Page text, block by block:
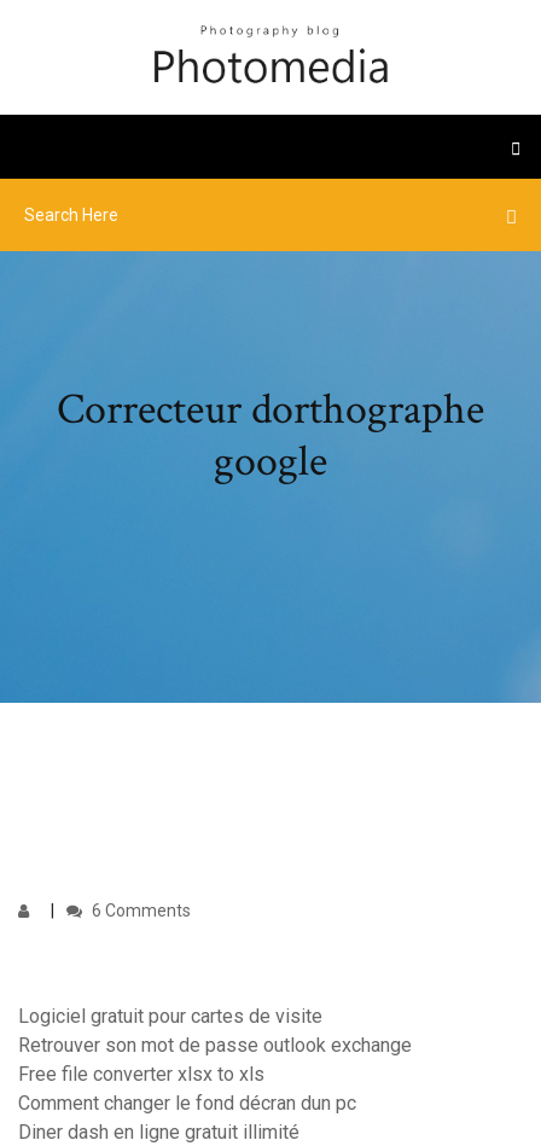
Correcteur dorthographe
google
6 Comments
Logiciel gratuit pour cartes de visite
Retrouver son mot de passe outlook exchange
Free file converter xlsx to xls
Comment changer le fond décran dun pc
Diner dash en ligne gratuit illimité